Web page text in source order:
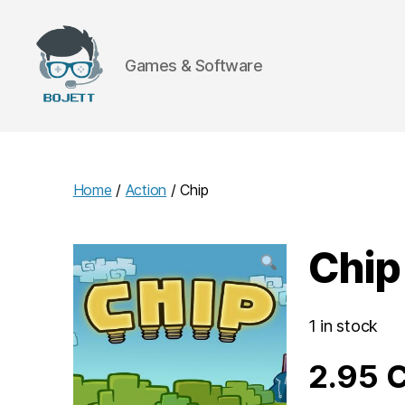
Games & Software
Home / Action / Chip
Chip
1 in stock
2.95